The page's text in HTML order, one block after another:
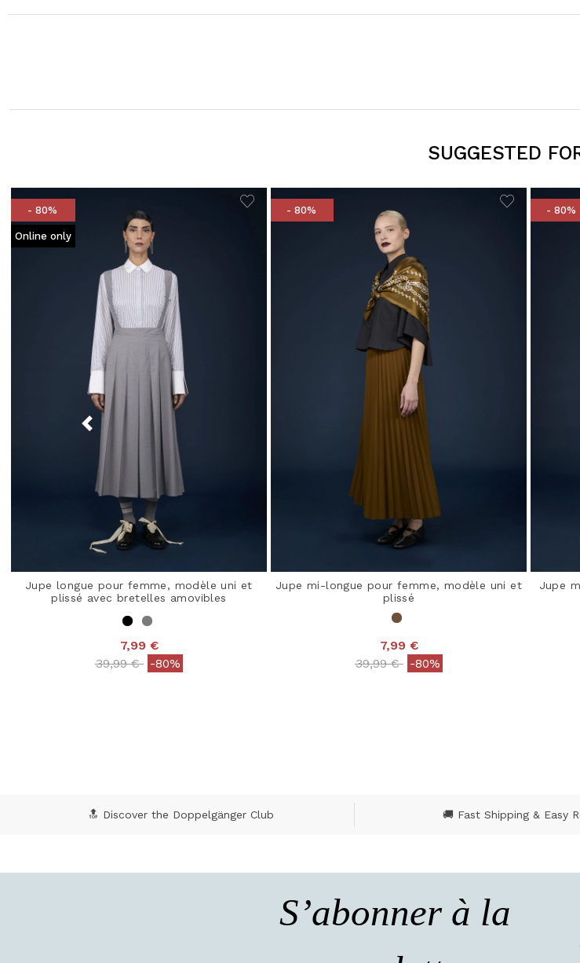
SUGGESTED
- 80%
Online only
Jupe longue pour femme, modèle uni et
plissé avec bretelles amovibles
7,99 €
Price reduced from
39,99 €to-80%
- 80%
Jupe mi-longue pour femme, modèle uni et
plissé
7,99 €
Price reduced from
39,99 €to-80%
- 80%
Jupe
🔝 Discover the Doppelgänger Club 🚚 Fast Shipping & Easy
S’abonner à la